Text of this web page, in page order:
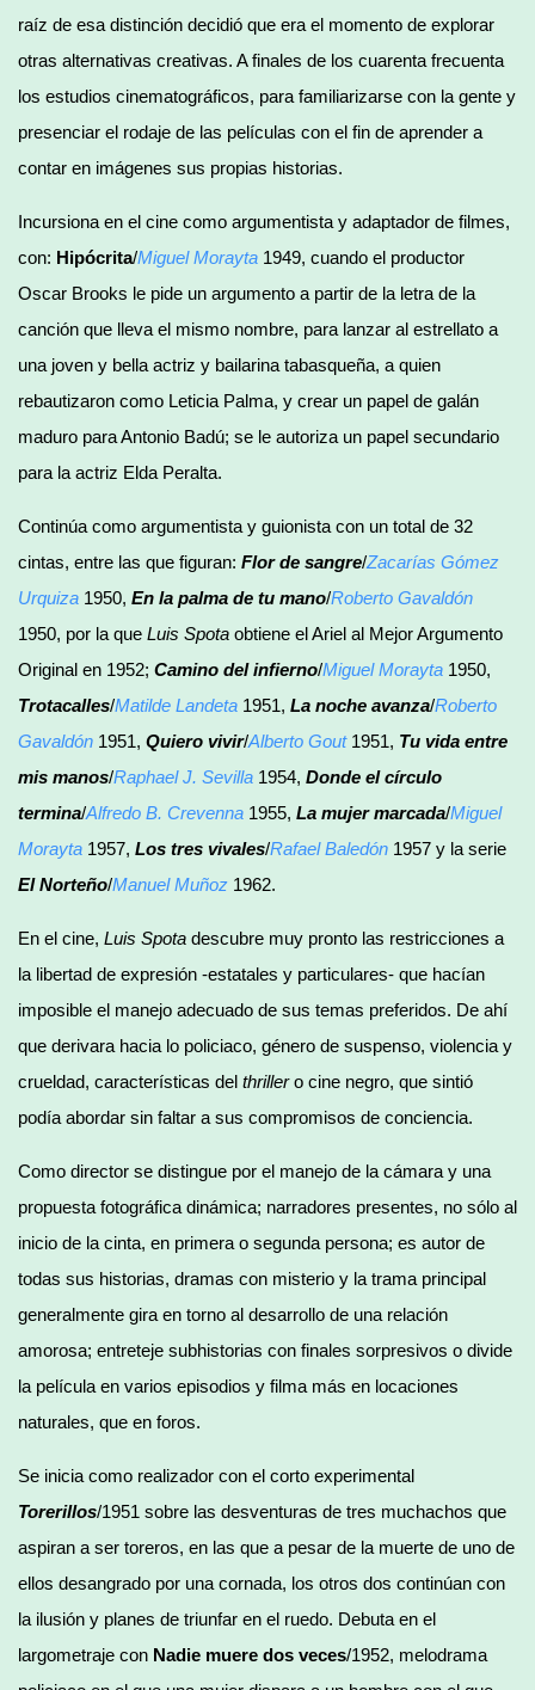
raíz de esa distinción decidió que era el momento de explorar
otras alternativas creativas. A finales de los cuarenta frecuenta
los estudios cinematográficos, para familiarizarse con la gente y
presenciar el rodaje de las películas con el fin de aprender a
contar en imágenes sus propias historias.
Incursiona en el cine como argumentista y adaptador de filmes,
con: Hipócrita/Miguel Morayta 1949, cuando el productor
Oscar Brooks le pide un argumento a partir de la letra de la
canción que lleva el mismo nombre, para lanzar al estrellato a
una joven y bella actriz y bailarina tabasqueña, a quien
rebautizaron como Leticia Palma, y crear un papel de galán
maduro para Antonio Badú; se le autoriza un papel secundario
para la actriz Elda Peralta.
Continúa como argumentista y guionista con un total de 32
cintas, entre las que figuran: Flor de sangre/Zacarías Gómez
Urquiza 1950, En la palma de tu mano/Roberto Gavaldón
1950, por la que Luis Spota obtiene el Ariel al Mejor Argumento
Original en 1952; Camino del infierno/Miguel Morayta 1950,
Trotacalles/Matilde Landeta 1951, La noche avanza/Roberto
Gavaldón 1951, Quiero vivir/Alberto Gout1951, Tu vida entre
mis manos/Raphael J. Sevilla 1954, Donde el círculo
termina/Alfredo B. Crevenna 1955, La mujer marcada/Miguel
Morayta 1957, Los tres vivales/Rafael Baledón 1957 y la serie
El Norteño/Manuel Muñoz 1962.
En el cine, Luis Spota descubre muy pronto las restricciones a
la libertad de expresión -estatales y particulares- que hacían
imposible el manejo adecuado de sus temas preferidos. De ahí
que derivara hacia lo policiaco, género de suspenso, violencia y
crueldad, características del thrillero cine negro, que sintió
podía abordar sin faltar a sus compromisos de conciencia.
Como director se distingue por el manejo de la cámara y una
propuesta fotográfica dinámica; narradores presentes, no sólo al
inicio de la cinta, en primera o segunda persona; es autor de
todas sus historias, dramas con misterio y la trama principal
generalmente gira en torno al desarrollo de una relación
amorosa; entreteje subhistorias con finales sorpresivos o divide
la película en varios episodios y filma más en locaciones
naturales, que en foros.
Se inicia como realizador con el corto experimental
Torerillos/1951 sobre las desventuras de tres muchachos que
aspiran a ser toreros, en las que a pesar de la muerte de uno de
ellos desangrado por una cornada, los otros dos continúan con
la ilusión y planes de triunfar en el ruedo. Debuta en el
largometraje con Nadie muere dos veces/1952, melodrama